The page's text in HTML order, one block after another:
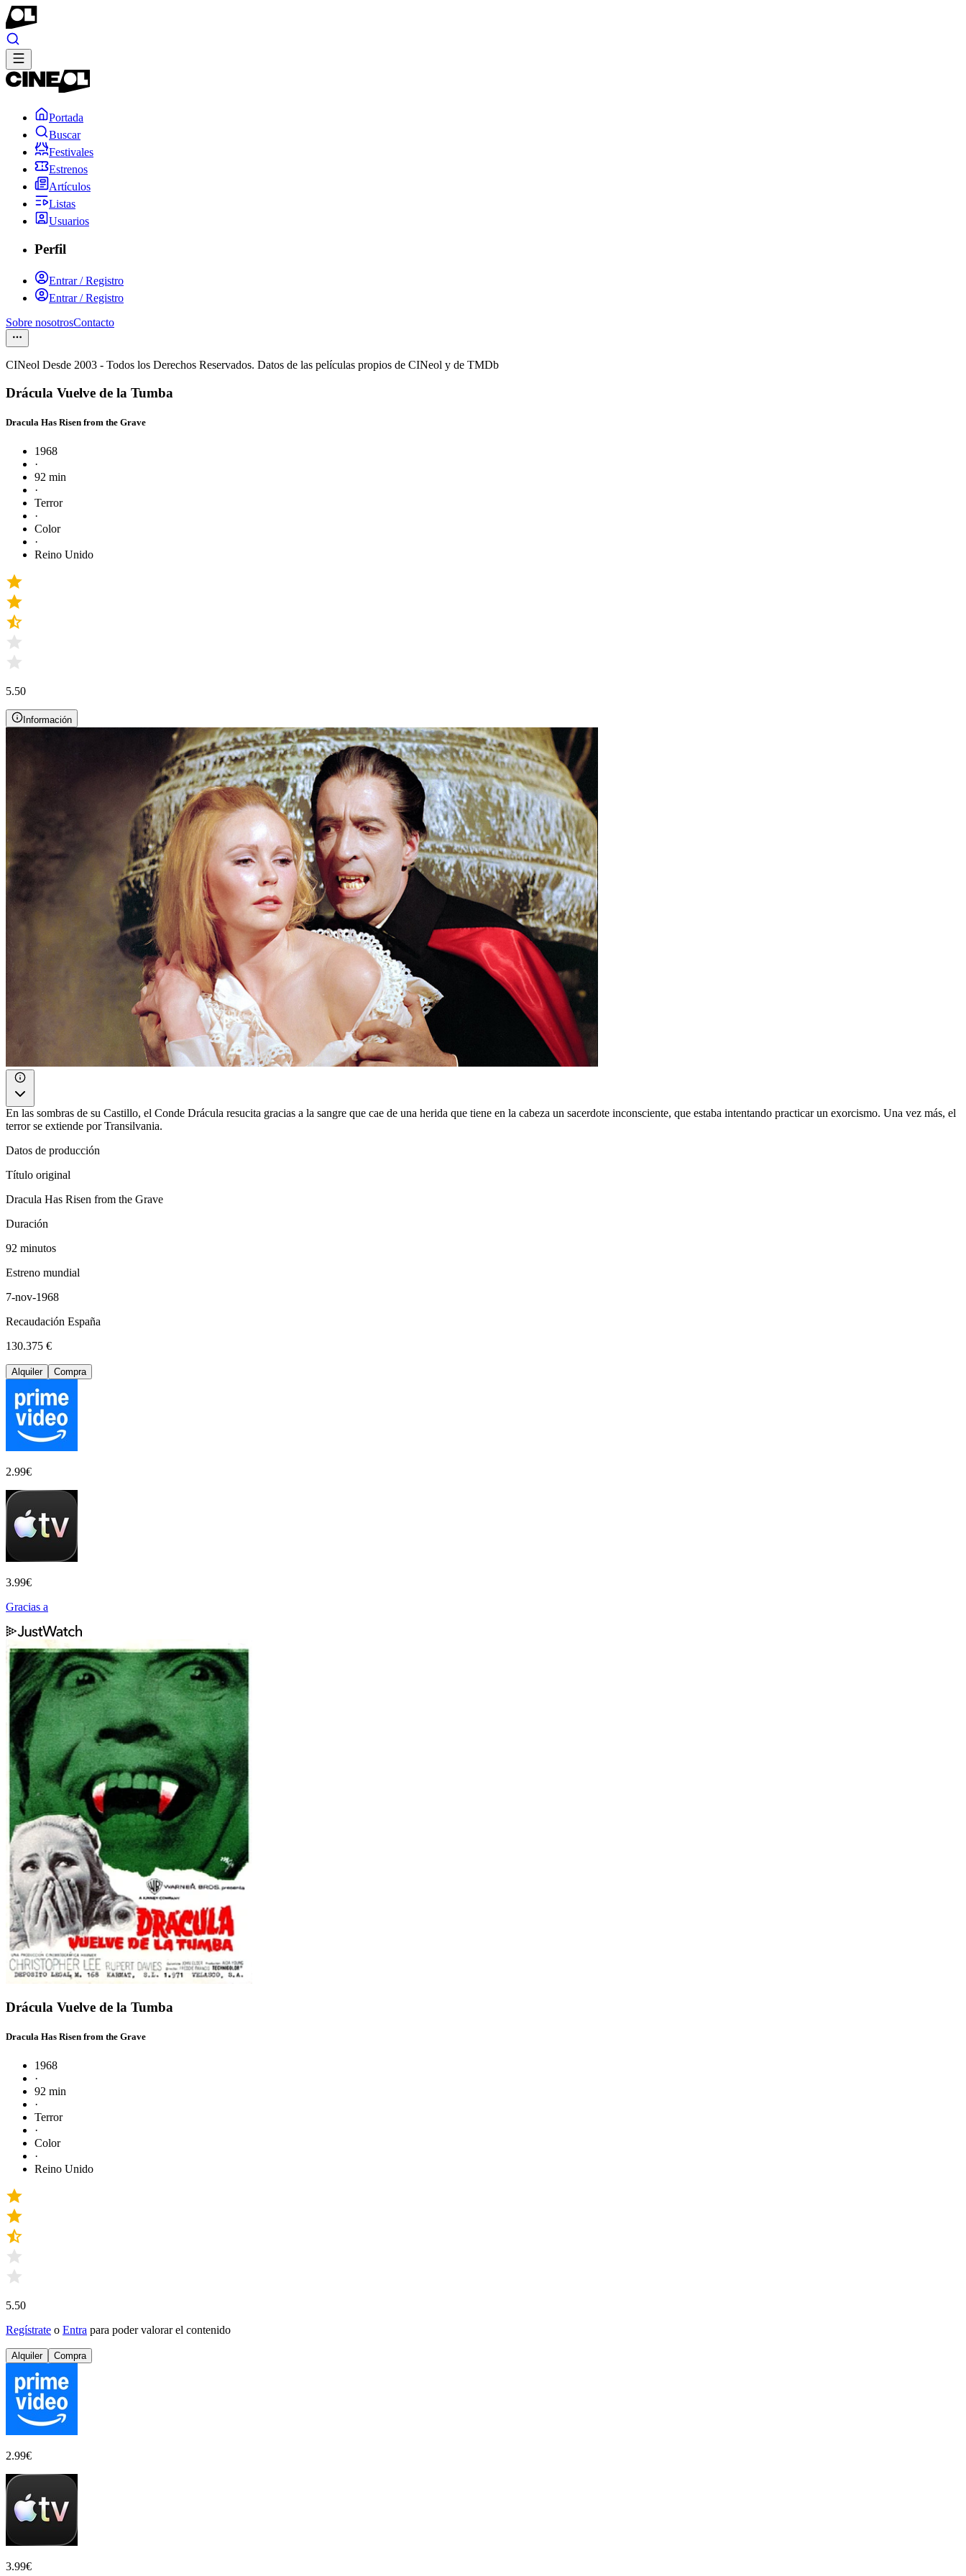
Portada
Buscar
Festivales
Estrenos
Artículos
Listas
Usuarios
Perfil
Entrar / Registro
Entrar / Registro
Sobre nosotrosContacto
CINeol Desde 2003 - Todos los Derechos Reservados. Datos de las películas propios de CINeol y de TMDb
Drácula Vuelve de la Tumba
Dracula Has Risen from the Grave
1968
·
92 min
·
Terror
·
Color
·
Reino Unido
5.50
Información
En las sombras de su Castillo, el Conde Drácula resucita gracias a la sangre que cae de una herida que tiene en la cabeza un sacerdote inconsciente, que estaba intentando practicar un exorcismo. Una vez más, el
terror se extiende por Transilvania.
Datos de producción
Título original
Dracula Has Risen from the Grave
Duración
92 minutos
Estreno mundial
7-nov-1968
Recaudación España
130.375 €
Alquiler Compra
2.99€
3.99€
Gracias a
Drácula Vuelve de la Tumba
Dracula Has Risen from the Grave
1968
·
92 min
·
Terror
·
Color
·
Reino Unido
5.50
Regístrate o Entra para poder valorar el contenido
Alquiler Compra
2.99€
3.99€